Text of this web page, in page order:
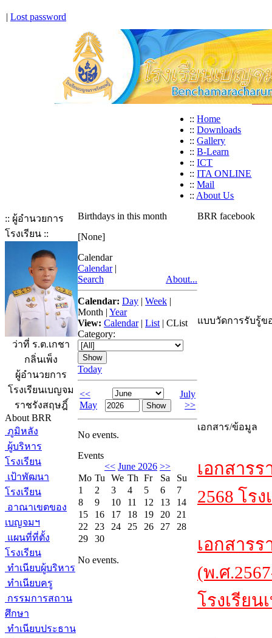
| Lost password
:: Home
:: Downloads
:: Gallery
:: B-Learn
:: ICT
:: ITA ONLINE
:: Mail
:: About Us
:: ผู้อำนวยการ
โรงเรียน ::
ว่าที่ ร.ต.เกชา
กลิ่นเพ็ง
ผู้อำนวยการ
โรงเรียนเบญจม
ราชรังสฤษฎิ์
About BRR
ภูมิหลัง
ผู้บริหาร
โรงเรียน
เป้าพัฒนา
โรงเรียน
อาณาเขตของ
เบญจมฯ
แผนที่ที่ตั้ง
โรงเรียน
ทำเนียบผู้บริหาร
ทำเนียบครู
กรรมการสถาน
ศึกษา
ทำเนียบประธาน
Birthdays in this month
[None]
Calendar
Calendar |
Search
About...
Calendar: Day | Week |
Month | Year
View: Calendar| List | CList
Category:
Today
<<
May
July
>>
No events.
Events
<< June 2026 >>
Mo Tu We Th Fr Sa
Su
1
2 3 4 5 6
7
8
9 10 11 12 13
14
15
16 17 18 19 20
21
22
23 24 25 26 27
28
29
30
No events.
BRR facebook
แบบวัดการรับรู้ข
เอกสาร/ข้อมูล
เอกสาร
2568 โร
เอกสาร
(พ.ศ
โรงเรีย